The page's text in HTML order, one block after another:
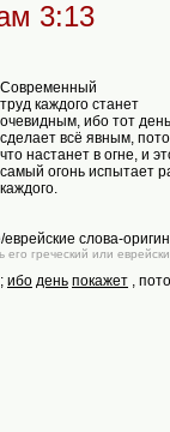
3:13
Современный
труд каждого станет
очевидным, ибо тот день
сделает всё явным,
что настанет в огне, и
самый огонь испытает
каждого.
слова-
греческий или
; ибо день покажет ,